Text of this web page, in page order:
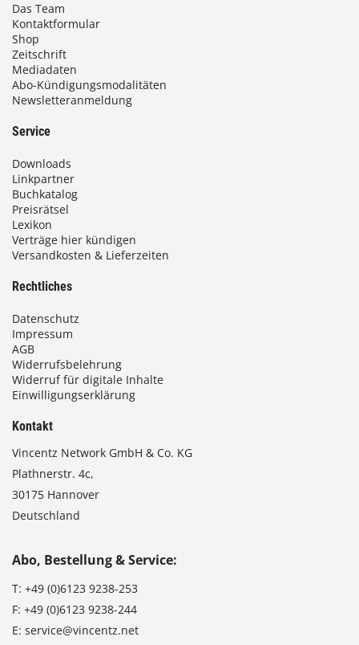
Das Team
Kontaktformular
Shop
Zeitschrift
Mediadaten
Abo-Kündigungsmodalitäten
Newsletteranmeldung
Service
Downloads
Linkpartner
Buchkatalog
Preisrätsel
Lexikon
Verträge hier kündigen
Versandkosten & Lieferzeiten
Rechtliches
Datenschutz
Impressum
AGB
Widerrufsbelehrung
Widerruf für digitale Inhalte
Einwilligungserklärung
Kontakt
Vincentz Network GmbH & Co. KG
Plathnerstr. 4c,
30175 Hannover
Deutschland
Abo, Bestellung & Service:
T: +49 (0)6123 9238-253
F: +49 (0)6123 9238-244
E: service@vincentz.net